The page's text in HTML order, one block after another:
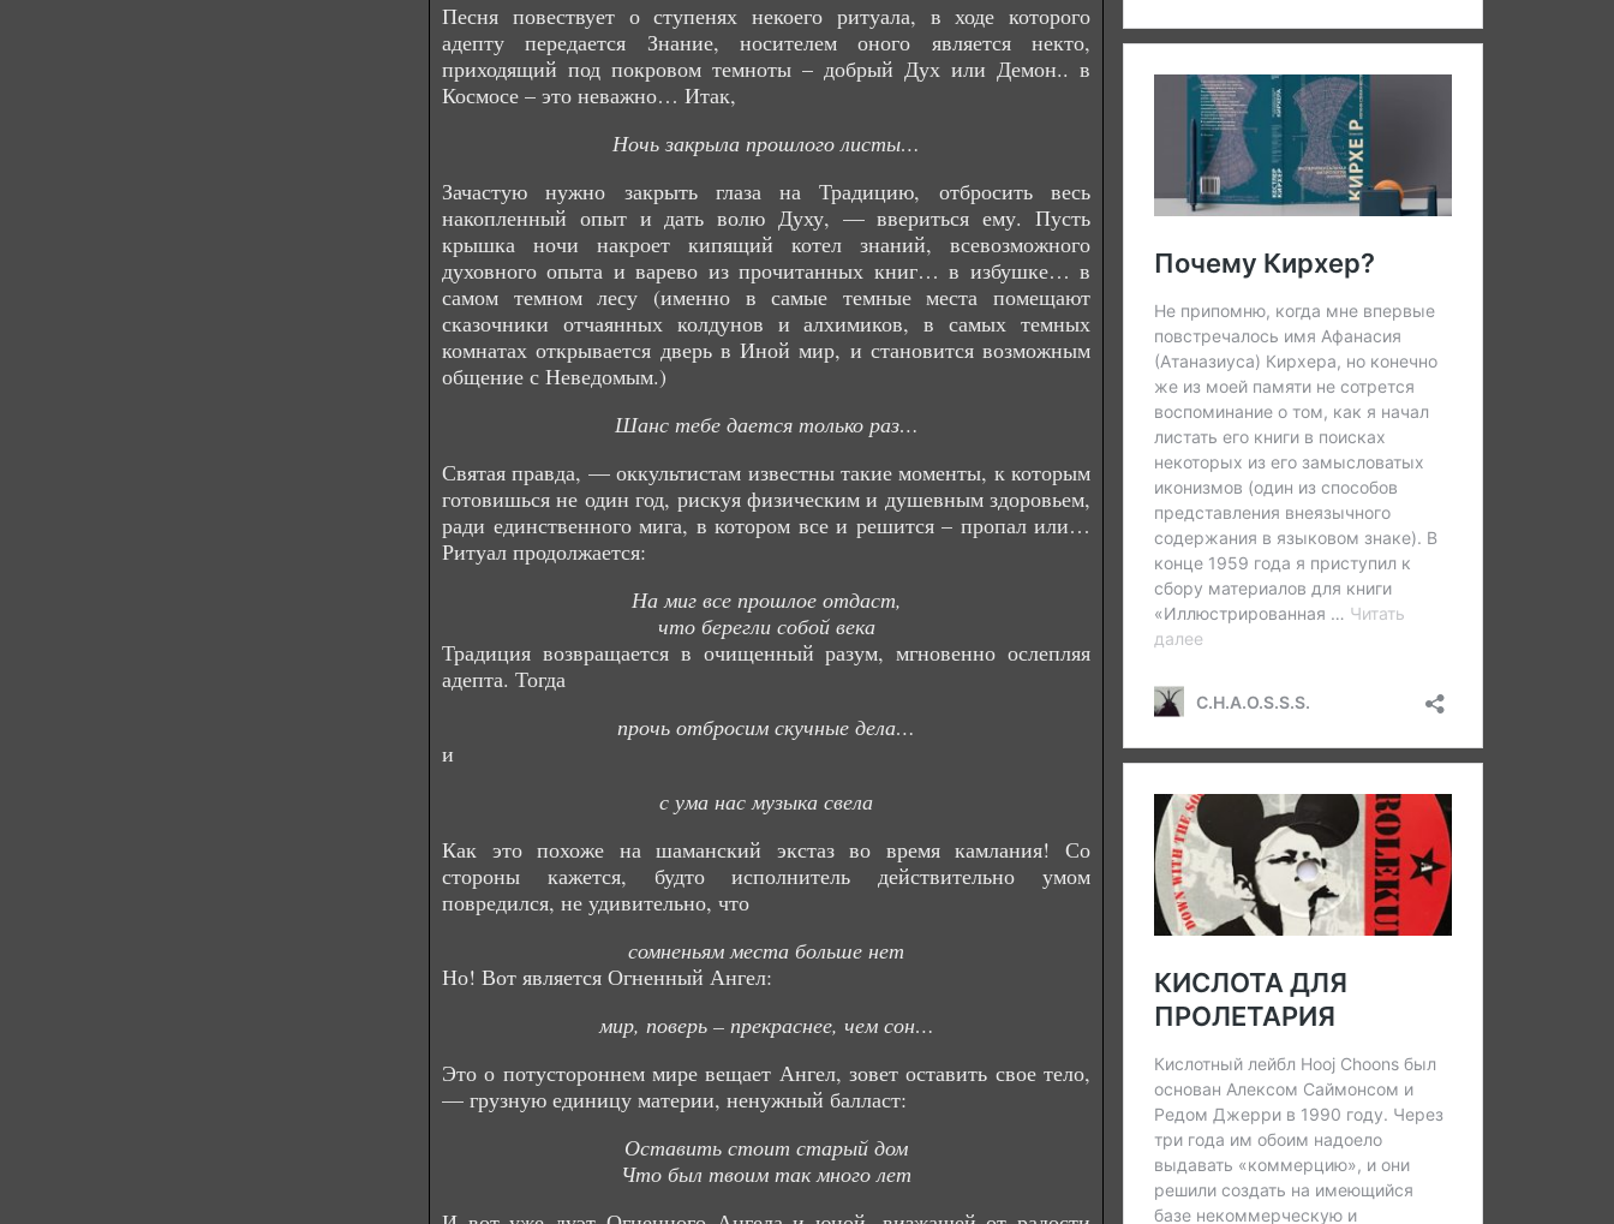
Песня повествует о ступенях некоего ритуала, в ходе которого
адепту передается Знание, носителем оного является некто,
приходящий под покровом темноты – добрый Дух или Демон.. в
Космосе – это неважно… Итак,
Ночь закрыла прошлого листы…
Зачастую нужно закрыть глаза на Традицию, отбросить весь
накопленный опыт и дать волю Духу, — ввериться ему. Пусть
крышка ночи накроет кипящий котел знаний, всевозможного
духовного опыта и варево из прочитанных книг… в избушке… в
самом темном лесу (именно в самые темные места помещают
сказочники отчаянных колдунов и алхимиков, в самых темных
комнатах открывается дверь в Иной мир, и становится возможным
общение с Неведомым.)
Шанс тебе дается только раз…
Святая правда, — оккультистам известны такие моменты, к которым
готовишься не один год, рискуя физическим и душевным здоровьем,
ради единственного мига, в котором все и решится – пропал или…
Ритуал продолжается:
На миг все прошлое отдаст,
что берегли собой века
Традиция возвращается в очищенный разум, мгновенно ослепляя
адепта. Тогда
прочь отбросим скучные дела…
и
с ума нас музыка свела
Как это похоже на шаманский экстаз во время камлания! Со
стороны кажется, будто исполнитель действительно умом
повредился, не удивительно, что
сомненьям места больше нет
Но! Вот является Огненный Ангел:
мир, поверь – прекраснее, чем сон…
Это о потустороннем мире вещает Ангел, зовет оставить свое тело,
— грузную единицу материи, ненужный балласт:
Оставить стоит старый дом
Что был твоим так много лет